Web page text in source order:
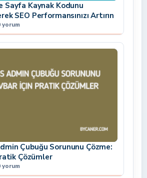
Sayfa Kaynak Kodunu
SEO Performansınızı Artırın
yorum
Çubuğu Sorununu Çözme:
Çözümler
yorum